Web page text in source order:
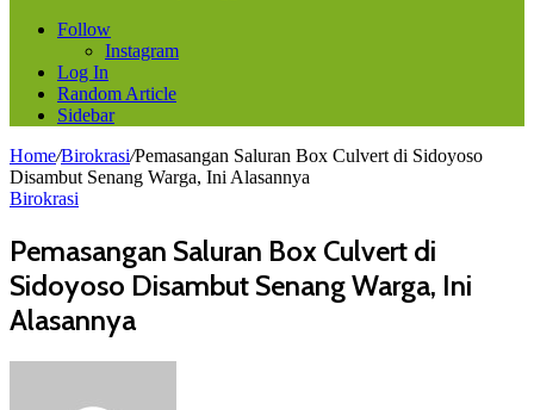
Follow
Instagram
Log In
Random Article
Sidebar
Home/Birokrasi/Pemasangan Saluran Box Culvert di Sidoyoso
Disambut Senang Warga, Ini Alasannya
Birokrasi
Pemasangan Saluran Box Culvert di
Sidoyoso Disambut Senang Warga, Ini
Alasannya